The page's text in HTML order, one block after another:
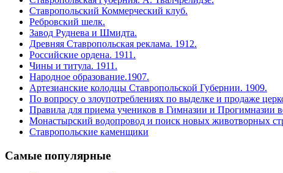
Ставропольский Коммерческий клуб.
Ребровский шелк.
Завод Руднева и Шмидта.
Древняя Cтавропольская реклама. 1912.
Российские ордена. 1911.
Чины и титула. 1911.
Народное образование.1907.
Артезианские колодцы Ставропольской Губернии. 1909.
По вопросу о злоупотреблениях по выделке и продаже
Правила для приема учеников в Гимназии и Прогимназии
Монастырский водопровод и поиск новых животворных
Ставропольские каменщики
Самые популярные